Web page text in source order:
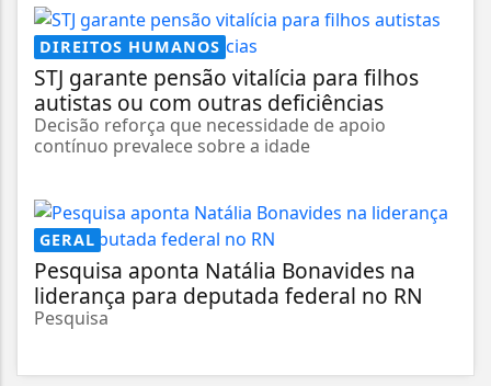
DIREITOS HUMANOS
STJ garante pensão vitalícia para filhos
autistas ou com outras deficiências
Decisão reforça que necessidade de apoio
contínuo prevalece sobre a idade
GERAL
Pesquisa aponta Natália Bonavides na
liderança para deputada federal no RN
Pesquisa